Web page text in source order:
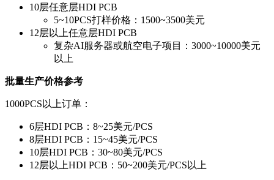
10层任意层HDI PCB
5~10PCS打样价格：1500~3500美元
12层以上任意层HDI PCB
复杂AI服务器或航空电子项目：3000~10000美元
以上
批量生产价格参考
1000PCS以上订单：
6层HDI PCB：8~25美元/PCS
8层HDI PCB：15~45美元/PCS
10层HDI PCB：30~80美元/PCS
12层以上HDI PCB：50~200美元/PCS以上